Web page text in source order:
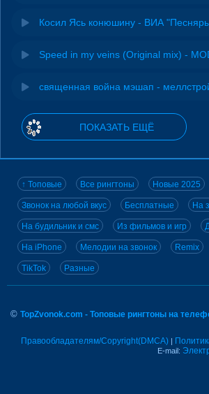
Косил Ясь конюшину - ВИА
Speed in my veins (Original mix) -
священная война мэшап -
ПОКАЗАТЬ ЕЩЁ
↑ Топовые Все рингтоны Новые 2025
Звонок на любой вкус Бесплатные На
На будильник и смс Из фильмов и игр
На iPhone Мелодии на звонок Remix
TikTok Разные
© TopZvonok.com - Топовые рингтоны на
Правообладателям/Copyright(DMCA) |
E-mail: